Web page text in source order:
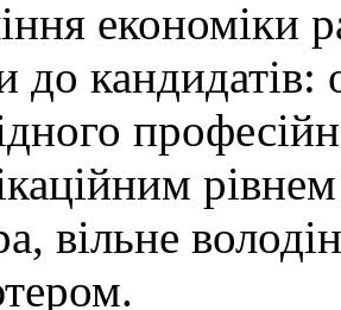
економіки
до кандидатів:
вільне